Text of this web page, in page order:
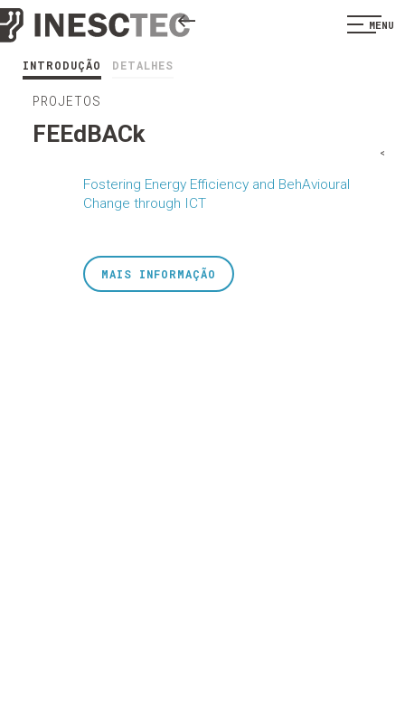
MENU
INTRODUÇÃO DETALHES
PROJETOS
FEEdBACk
Fostering Energy Efficiency and BehAvioural
Change through ICT
<
MAIS INFORMAÇÃO